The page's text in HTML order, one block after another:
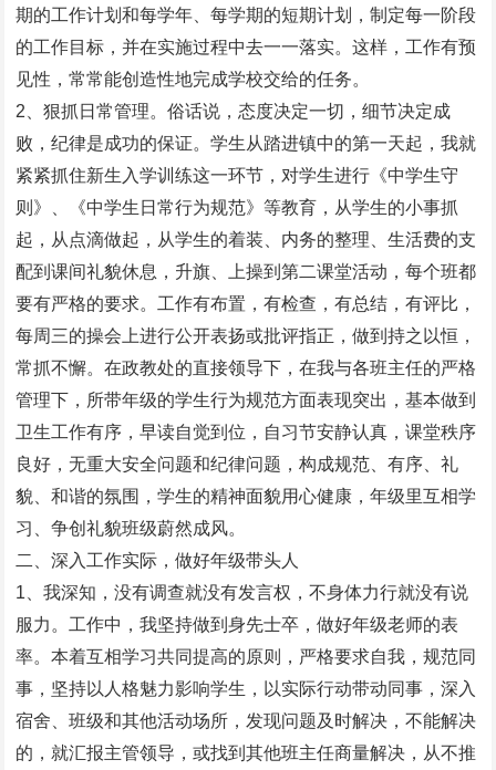
期的工作计划和每学年、每学期的短期计划，制定每一阶段
的工作目标，并在实施过程中去一一落实。这样，工作有预
见性，常常能创造性地完成学校交给的任务。
2、狠抓日常管理。俗话说，态度决定一切，细节决定成
败，纪律是成功的保证。学生从踏进镇中的第一天起，我就
紧紧抓住新生入学训练这一环节，对学生进行《中学生守
则》、《中学生日常行为规范》等教育，从学生的小事抓
起，从点滴做起，从学生的着装、内务的整理、生活费的支
配到课间礼貌休息，升旗、上操到第二课堂活动，每个班都
要有严格的要求。工作有布置，有检查，有总结，有评比，
每周三的操会上进行公开表扬或批评指正，做到持之以恒，
常抓不懈。在政教处的直接领导下，在我与各班主任的严格
管理下，所带年级的学生行为规范方面表现突出，基本做到
卫生工作有序，早读自觉到位，自习节安静认真，课堂秩序
良好，无重大安全问题和纪律问题，构成规范、有序、礼
貌、和谐的氛围，学生的精神面貌用心健康，年级里互相学
习、争创礼貌班级蔚然成风。
二、深入工作实际，做好年级带头人
1、我深知，没有调查就没有发言权，不身体力行就没有说
服力。工作中，我坚持做到身先士卒，做好年级老师的表
率。本着互相学习共同提高的原则，严格要求自我，规范同
事，坚持以人格魅力影响学生，以实际行动带动同事，深入
宿舍、班级和其他活动场所，发现问题及时解决，不能解决
的，就汇报主管领导，或找到其他班主任商量解决，从不推